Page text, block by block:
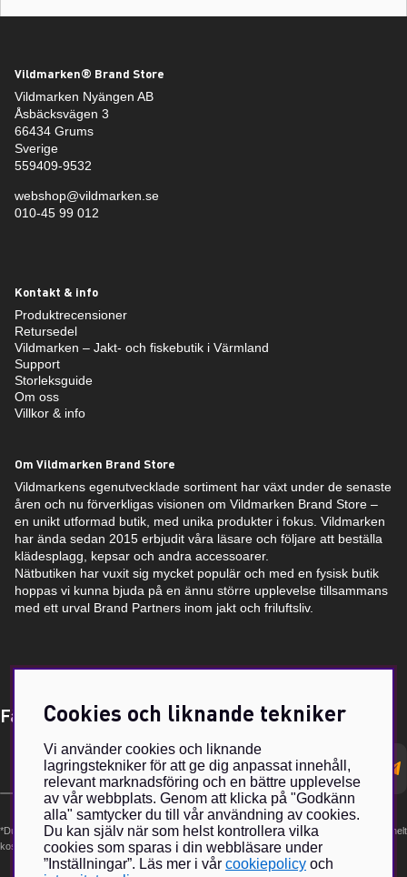
Vildmarken® Brand Store
Vildmarken Nyängen AB
Åsbäcksvägen 3
66434 Grums
Sverige
559409-9532
webshop@vildmarken.se
010-45 99 012
Kontakt & info
Produktrecensioner
Retursedel
Vildmarken – Jakt- och fiskebutik i Värmland
Support
Storleksguide
Om oss
Villkor & info
Om Vildmarken Brand Store
Vildmarkens egenutvecklade sortiment har växt under de senaste
åren och nu förverkligas visionen om Vildmarken Brand Store –
en unikt utformad butik, med unika produkter i fokus. Vildmarken
har ända sedan 2015 erbjudit våra läsare och följare att beställa
klädesplagg, kepsar och andra accessoarer.
Nätbutiken har vuxit sig mycket populär och med en fysisk butik
hoppas vi kunna bjuda på en ännu större upplevelse tillsammans
med ett urval Brand Partners inom jakt och friluftsliv.
Få Magasin Vildmarken direkt till din e-post!*
postadress
*Du kan även få erbjudanden och nyheter från samarbetspartners. Din prenumeration är helt
kostnadsfri och kan avslutas när som helst.
Cookies och liknande tekniker
Vi använder cookies och liknande
lagringstekniker för att ge dig anpassat innehåll,
relevant marknadsföring och en bättre upplevelse
av vår webbplats. Genom att klicka på "Godkänn
alla" samtycker du till vår användning av cookies.
Du kan själv när som helst kontrollera vilka
cookies som sparas i din webbläsare under
”Inställningar”. Läs mer i vår cookiepolicy och